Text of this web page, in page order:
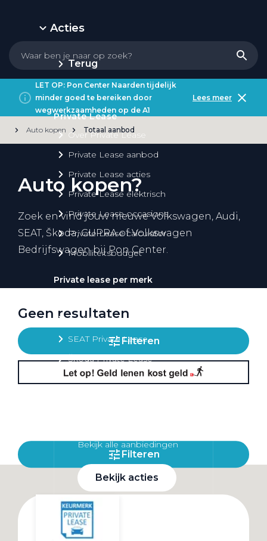
Acties
Terug
Private Lease
Over Private Lease
Private Lease aanbod
Private Lease acties
Private Lease elektrisch
Private Lease occasions
Private Lease calculator
Mobiliteitsbudget
Private lease per merk
Audi Private Lease
SEAT Private Lease
Škoda Private Lease
Bekijk alle aanbiedingen
Bekijk acties
LET OP: Pon Center Naarden tijdelijk
minder goed te bereiken door
wegwerkzaamheden op de A1
Lees meer
Auto kopen Totaal aanbod
Auto kopen?
Zoek en vind jouw nieuwe Volkswagen, Audi,
SEAT, Škoda, CUPRA of Volkswagen
Bedrijfswagen bij Pon Center.
Geen resultaten
Filteren
Filteren